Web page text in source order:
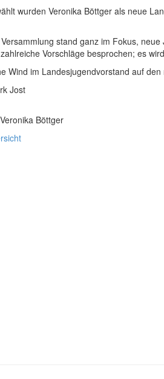
wurden Veronika Böttger als neue
stand ganz im Fokus,
Vorschläge besprochen; es
Wind im Landesjugendvorstand auf
Jost
Böttger